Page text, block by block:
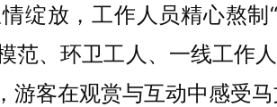
绽放，工作人员精心熬
范、环卫工人、一线工作
客在观赏与互动中感受马